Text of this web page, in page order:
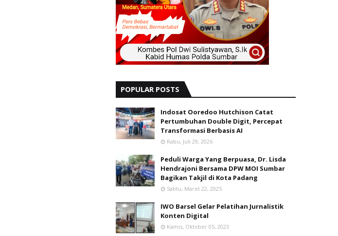
POPULAR POSTS
Indosat Ooredoo Hutchison Catat
Pertumbuhan Double Digit, Percepat
Transformasi Berbasis AI
Rabu, Juli 29, 2026
Peduli Warga Yang Berpuasa, Dr. Lisda
Hendrajoni Bersama DPW MOI Sumbar
Bagikan Takjil di Kota Padang
Sabtu, Maret 22, 2025
IWO Barsel Gelar Pelatihan Jurnalistik
Konten Digital
Kamis, Oktober 05, 2023